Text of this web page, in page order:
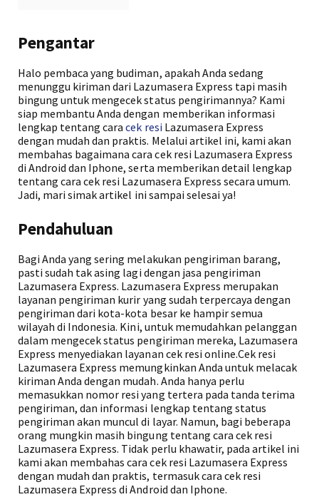
Pengantar
Halo pembaca yang budiman, apakah Anda sedang
menunggu kiriman dari Lazumasera Express tapi masih
bingung untuk mengecek status pengirimannya? Kami
siap membantu Anda dengan memberikan informasi
lengkap tentang caracek resi Lazumasera Express
dengan mudah dan praktis. Melalui artikel ini, kami akan
membahas bagaimana cara cek resi Lazumasera Express
di Android dan Iphone, serta memberikan detail lengkap
tentang cara cek resi Lazumasera Express secara umum.
Jadi, mari simak artikel ini sampai selesai ya!
Pendahuluan
Bagi Anda yang sering melakukan pengiriman barang,
pasti sudah tak asing lagi dengan jasa pengiriman
Lazumasera Express. Lazumasera Express merupakan
layanan pengiriman kurir yang sudah terpercaya dengan
pengiriman dari kota-kota besar ke hampir semua
wilayah di Indonesia. Kini, untuk memudahkan pelanggan
dalam mengecek status pengiriman mereka, Lazumasera
Express menyediakan layanan cek resi online.Cek resi
Lazumasera Express memungkinkan Anda untuk melacak
kiriman Anda dengan mudah. Anda hanya perlu
memasukkan nomor resi yang tertera pada tanda terima
pengiriman, dan informasi lengkap tentang status
pengiriman akan muncul di layar. Namun, bagi beberapa
orang mungkin masih bingung tentang cara cek resi
Lazumasera Express. Tidak perlu khawatir, pada artikel ini
kami akan membahas cara cek resi Lazumasera Express
dengan mudah dan praktis, termasuk cara cek resi
Lazumasera Express di Android dan Iphone.